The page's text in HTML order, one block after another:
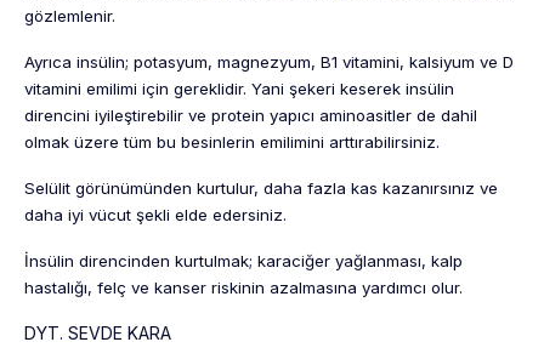
gözlemlenir.
Ayrıca insülin; potasyum, magnezyum, B1 vitamini, kalsiyum ve D
vitamini emilimi için gereklidir. Yani şekeri keserek insülin
direncini iyileştirebilir ve protein yapıcı aminoasitler de dahil
olmak üzere tüm bu besinlerin emilimini arttırabilirsiniz.
Selülit görünümünden kurtulur, daha fazla kas kazanırsınız ve
daha iyi vücut şekli elde edersiniz.
İnsülin direncinden kurtulmak; karaciğer yağlanması, kalp
hastalığı, felç ve kanser riskinin azalmasına yardımcı olur.
DYT. SEVDE KARA